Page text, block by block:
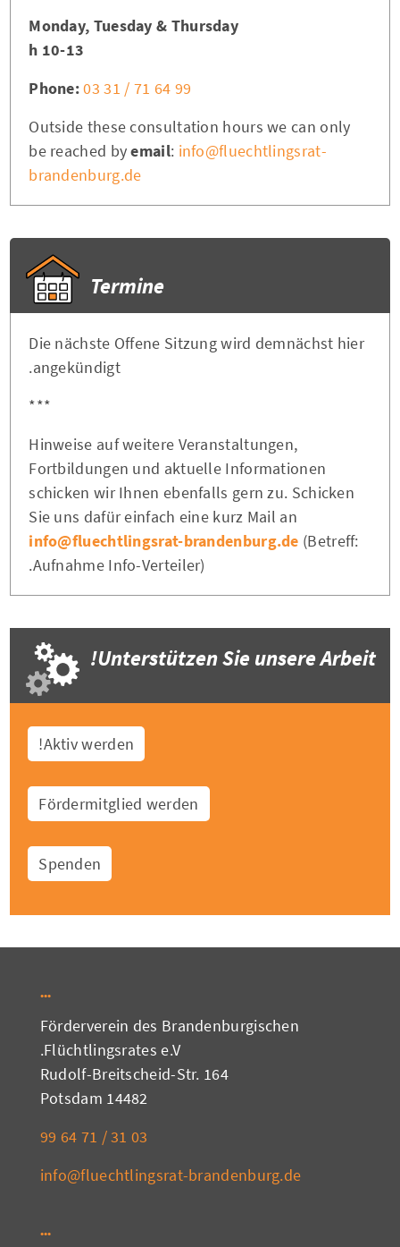
Monday, Tuesday & Thursday
10-13 h
Phone:03 31 / 71 64 99
Outside these consultation hours we can only
be reached byemail: info@fluechtlingsrat-
brandenburg.de
Termine
Die nächste Offene Sitzung wird demnächst hier
angekündigt.
***
Hinweise auf weitere Veranstaltungen,
Fortbildungen und aktuelle Informationen
schicken wir Ihnen ebenfalls gern zu. Schicken
Sie uns dafür einfach eine kurz Mail an
info@fluechtlingsrat-brandenburg.de (Betreff:
Aufnahme Info-Verteiler).
Unterstützen Sie unsere Arbeit!
Aktiv werden!
Fördermitglied werden
Spenden
Förderverein des Brandenburgischen
Flüchtlingsrates e.V.
Rudolf-Breitscheid-Str. 164
14482 Potsdam
03 31 / 71 64 99
info@fluechtlingsrat-brandenburg.de